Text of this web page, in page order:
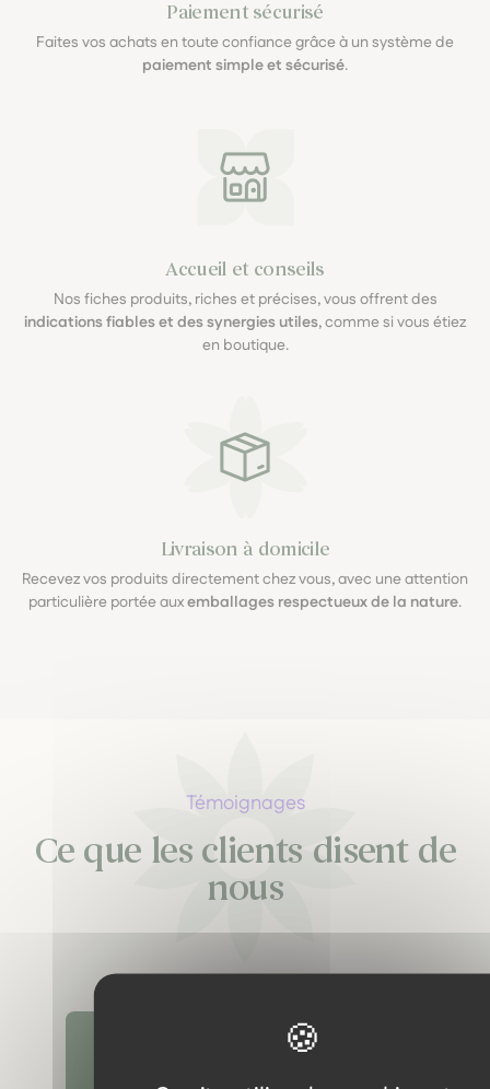
Paiement sécurisé
Faites vos achats en toute confiance grâce à un système de
paiement simple et sécurisé.
Accueil et conseils
Nos fiches produits, riches et précises, vous offrent des
indications fiables et des synergies utiles, comme si vous étiez
en boutique.
Livraison à domicile
Recevez vos produits directement chez vous, avec une attention
particulière portée auxemballages respectueux de la nature.
Témoignages
Ce que les clients disent de
nous
Découvrir tous les témoignages